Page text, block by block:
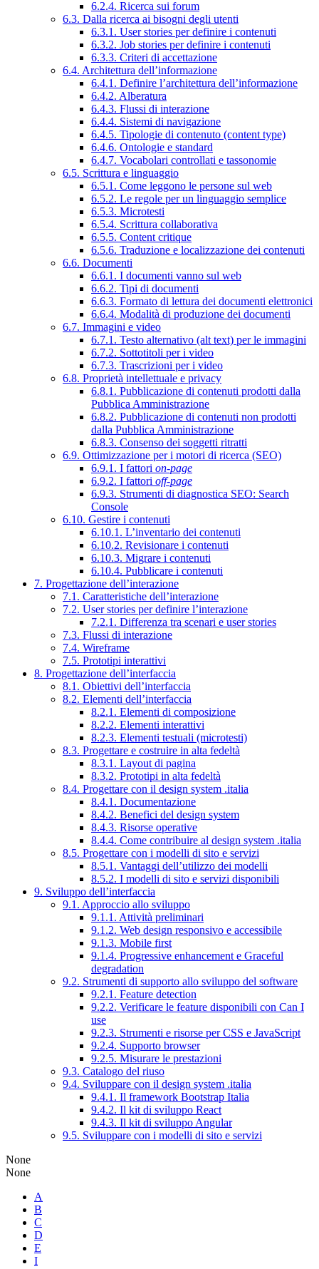
6.2.4. Ricerca sui forum
6.3. Dalla ricerca ai bisogni degli utenti
6.3.1. User stories per definire i contenuti
6.3.2. Job stories per definire i contenuti
6.3.3. Criteri di accettazione
6.4. Architettura dell’informazione
6.4.1. Definire l’architettura dell’informazione
6.4.2. Alberatura
6.4.3. Flussi di interazione
6.4.4. Sistemi di navigazione
6.4.5. Tipologie di contenuto (content type)
6.4.6. Ontologie e standard
6.4.7. Vocabolari controllati e tassonomie
6.5. Scrittura e linguaggio
6.5.1. Come leggono le persone sul web
6.5.2. Le regole per un linguaggio semplice
6.5.3. Microtesti
6.5.4. Scrittura collaborativa
6.5.5. Content critique
6.5.6. Traduzione e localizzazione dei contenuti
6.6. Documenti
6.6.1. I documenti vanno sul web
6.6.2. Tipi di documenti
6.6.3. Formato di lettura dei documenti elettronici
6.6.4. Modalità di produzione dei documenti
6.7. Immagini e video
6.7.1. Testo alternativo (alt text) per le immagini
6.7.2. Sottotitoli per i video
6.7.3. Trascrizioni per i video
6.8. Proprietà intellettuale e privacy
6.8.1. Pubblicazione di contenuti prodotti dalla
Pubblica Amministrazione
6.8.2. Pubblicazione di contenuti non prodotti
dalla Pubblica Amministrazione
6.8.3. Consenso dei soggetti ritratti
6.9. Ottimizzazione per i motori di ricerca (SEO)
6.9.1. I fattori on-page
6.9.2. I fattori off-page
6.9.3. Strumenti di diagnostica SEO: Search
Console
6.10. Gestire i contenuti
6.10.1. L’inventario dei contenuti
6.10.2. Revisionare i contenuti
6.10.3. Migrare i contenuti
6.10.4. Pubblicare i contenuti
7. Progettazione dell’interazione
7.1. Caratteristiche dell’interazione
7.2. User stories per definire l’interazione
7.2.1. Differenza tra scenari e user stories
7.3. Flussi di interazione
7.4. Wireframe
7.5. Prototipi interattivi
8. Progettazione dell’interfaccia
8.1. Obiettivi dell’interfaccia
8.2. Elementi dell’interfaccia
8.2.1. Elementi di composizione
8.2.2. Elementi interattivi
8.2.3. Elementi testuali (microtesti)
8.3. Progettare e costruire in alta fedeltà
8.3.1. Layout di pagina
8.3.2. Prototipi in alta fedeltà
8.4. Progettare con il design system .italia
8.4.1. Documentazione
8.4.2. Benefici del design system
8.4.3. Risorse operative
8.4.4. Come contribuire al design system .italia
8.5. Progettare con i modelli di sito e servizi
8.5.1. Vantaggi dell’utilizzo dei modelli
8.5.2. I modelli di sito e servizi disponibili
9. Sviluppo dell’interfaccia
9.1. Approccio allo sviluppo
9.1.1. Attività preliminari
9.1.2. Web design responsivo e accessibile
9.1.3. Mobile first
9.1.4. Progressive enhancement e Graceful
degradation
9.2. Strumenti di supporto allo sviluppo del software
9.2.1. Feature detection
9.2.2. Verificare le feature disponibili con Can I
use
9.2.3. Strumenti e risorse per CSS e JavaScript
9.2.4. Supporto browser
9.2.5. Misurare le prestazioni
9.3. Catalogo del riuso
9.4. Sviluppare con il design system .italia
9.4.1. Il framework Bootstrap Italia
9.4.2. Il kit di sviluppo React
9.4.3. Il kit di sviluppo Angular
9.5. Sviluppare con i modelli di sito e servizi
None
None
A
B
C
D
E
I